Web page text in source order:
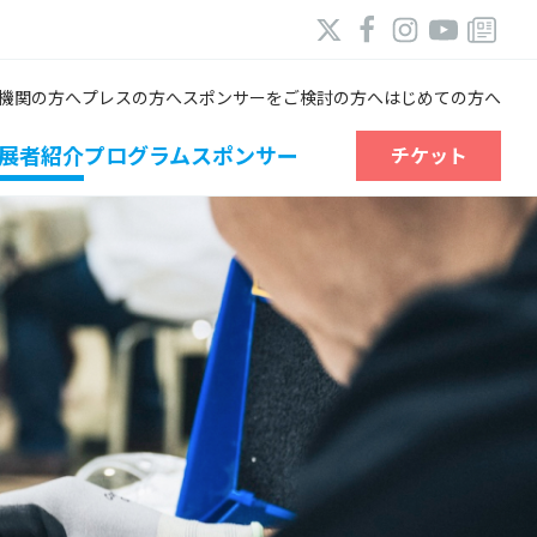
関の方へプレスの方へスポンサーをご検討の方へはじめての方へ
者紹介プログラムスポンサー チケット